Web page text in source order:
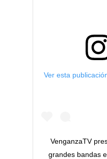
Ver esta
VenganzaTV
grandes bandas